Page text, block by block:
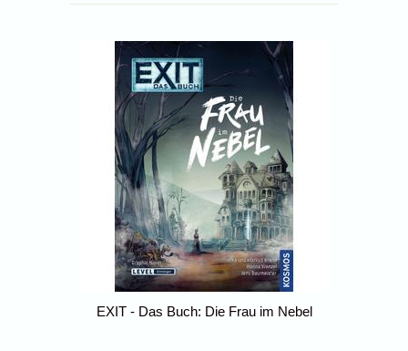
EXIT - Das Buch: Die Frau im Nebel